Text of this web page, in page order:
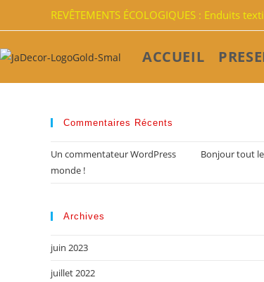
REVÊTEMENTS ÉCOLOGIQUES : Enduits
ACCUEIL
Commentaires Récents
Un commentateur WordPress
Bonjour tout le
monde !
Archives
juin 2023
juillet 2022